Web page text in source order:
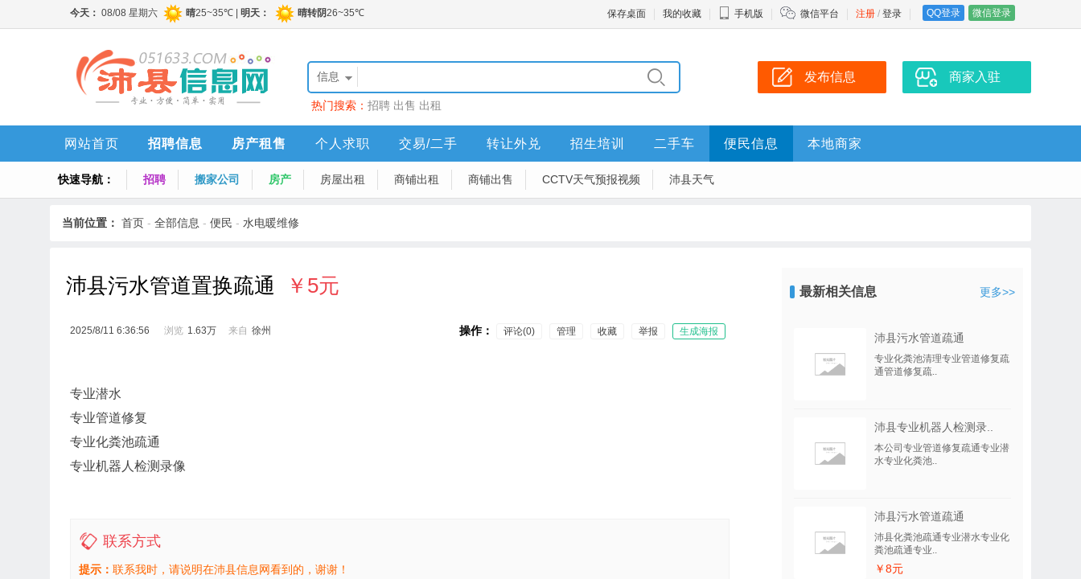
保存桌面 我的收藏 手机版 微信平台 注册 / 登录 QQ登录 微信登录
信息
热门搜索： 招聘 出售 出租
发布信息 商家入驻
网站首页 招聘信息 房产租售 个人求职 交易/二手 转让外兑 招生培训 二手车 便民信息 本地商家
快速导航： 招聘 搬家公司 房产 房屋出租 商铺出租 商铺出售 CCTV天气预报视频 沛县天气
当前位置： 首页 - 全部信息 - 便民 - 水电暖维修
沛县污水管道置换疏通 ￥5元
2025/8/11 6:36:56 浏览 1.63万 来自 徐州 操作： 评论(0) 管理 收藏 举报 生成海报
专业潜水
专业管道修复
专业化粪池疏通
专业机器人检测录像
联系方式
提示： 联系我时，请说明在沛县信息网看到的，谢谢！
最新相关信息 更多>>
沛县污水管道疏通
专业化粪池清理专业管道修复疏
通管道修复疏..
沛县专业机器人检测录..
本公司专业管道修复疏通专业潜
水专业化粪池..
沛县污水管道疏通
沛县化粪池疏通专业潜水专业化
粪池疏通专业..
￥8元